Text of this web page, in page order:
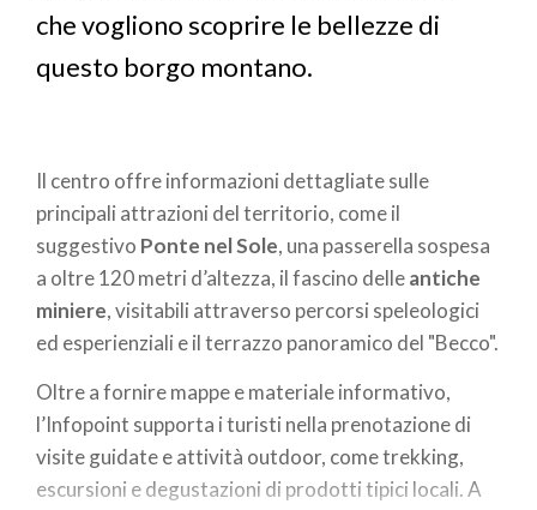
che vogliono scoprire le bellezze di
questo borgo montano.
Il centro offre informazioni dettagliate sulle
principali attrazioni del territorio, come il
suggestivo Ponte nel Sole, una passerella sospesa
a oltre 120 metri d’altezza, il fascino delleantiche
miniere, visitabili attraverso percorsi speleologici
ed esperienziali e il terrazzo panoramico del "Becco".
Oltre a fornire mappe e materiale informativo,
l’Infopoint supporta i turisti nella prenotazione di
visite guidate e attività outdoor, come trekking,
escursioni e degustazioni di prodotti tipici locali. A